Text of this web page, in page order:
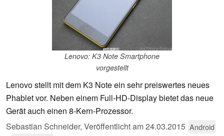
Lenovo: K3 Note Smartphone
vorgestellt
Lenovo stellt mit dem K3 Note ein sehr preiswertes neues
Phablet vor. Neben einem Full-HD-Display bietet das neue
Gerät auch einen 8-Kern-Prozessor.
Sebastian Schneider, Veröffentlicht am24.03.2015 Android